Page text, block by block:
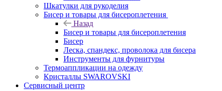
Шкатулки для рукоделия
Бисер и товары для бисероплетения
Назад
Бисер и товары для бисероплетения
Бисер
Леска, спандекс, проволока для бисера
Инструменты для фурнитуры
Термоаппликации на одежду
Кристаллы SWAROVSKI
Сервисный центр